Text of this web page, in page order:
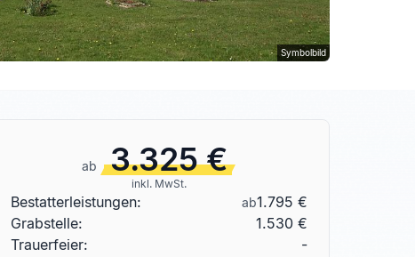
Symbolbild
ab 3.325 €
inkl. MwSt.
Bestatterleistungen: ab1.795 €
Grabstelle:
1.530 €
Trauerfeier:
-